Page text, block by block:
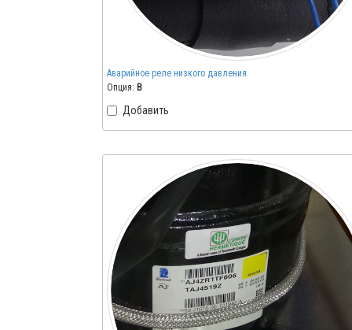
Аварийное реле низкого давления.
Опция: B
Добавить